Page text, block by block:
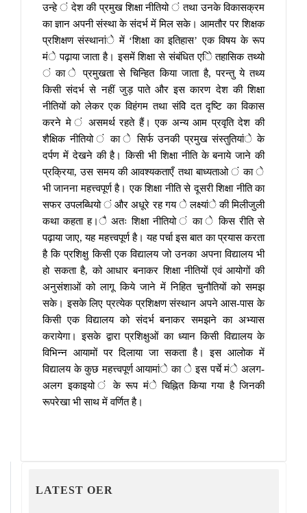
उन्हे ं देश की प्रमुख शिक्षा नीतियो ं तथा उनके विकासक्रम
का ज्ञान अपनी संस्था के संदर्भ में मिल सके। आमतौर पर शिक्षक
प्रशिक्षण संस्थानांे में ‘शिक्षा का इतिहास’ एक विषय के रूप
मंे पढ़ाया जाता है। इसमें शिक्षा से संबंधित एेि तहासिक तथ्यो
ं का े प्रमुखता से चिन्हित किया जाता है, परन्तु ये तथ्य
किसी संदर्भ से नहीं जुड़ पाते और इस कारण देश की शिक्षा
नीतियों को लेकर एक विहंगम तथा संवेि दत दृष्टि का विकास
करने मे ं असमर्थ रहते हैं। एक अन्य आम प्रवृति देश की
शैक्षिक नीतियो ं का े सिर्फ उनकी प्रमुख संस्तुतियांे के
दर्पण में देखने की है। किसी भी शिक्षा नीति के बनाये जाने की
प्रक्रिया, उस समय की आवश्यकताएँ तथा बाध्यताओ ं का े
भी जानना महत्त्वपूर्ण है। एक शिक्षा नीति से दूसरी शिक्षा नीति का
सफर उपलब्धियो ं और अधूरे रह गय े लक्ष्यांे की मिलीजुली
कथा कहता ह।ै अतः शिक्षा नीतियो ं का े किस रीति से
पढ़ाया जाए, यह महत्त्वपूर्ण है। यह पर्चा इस बात का प्रयास करता
है कि प्रशिक्षु किसी एक विद्यालय जो उनका अपना विद्यालय भी
हो सकता है, को आधार बनाकर शिक्षा नीतियों एवं आयोगों की
अनुसंशाओं को लागू किये जाने में निहित चुनौतियों को समझ
सके। इसके लिए प्रत्येक प्रशिक्षण संस्थान अपने आस-पास के
किसी एक विद्यालय को संदर्भ बनाकर समझने का अभ्यास
करायेगा। इसके द्वारा प्रशिक्षुओं का ध्यान किसी विद्यालय के
विभिन्न आयामों पर दिलाया जा सकता है। इस आलोक में
विद्यालय के कुछ महत्त्वपूर्ण आयामांे का े इस पर्चे मंे अलग-
अलग इकाइयो ं के रूप मंे चिह्नित किया गया है जिनकी
रूपरेखा भी साथ में वर्णित है।
LATEST OER